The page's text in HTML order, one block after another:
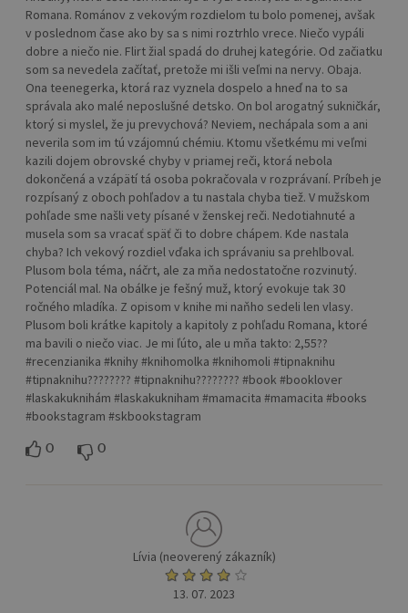
Romana. Románov z vekovým rozdielom tu bolo pomenej, avšak
v poslednom čase ako by sa s nimi roztrhlo vrece. Niečo vypáli
dobre a niečo nie. Flirt žial spadá do druhej kategórie. Od začiatku
som sa nevedela začítať, pretože mi išli veľmi na nervy. Obaja.
Ona teenegerka, ktorá raz vyznela dospelo a hneď na to sa
správala ako malé neposlušné detsko. On bol arogatný sukničkár,
ktorý si myslel, že ju prevychová? Neviem, nechápala som a ani
neverila som im tú vzájomnú chémiu. Ktomu všetkému mi veľmi
kazili dojem obrovské chyby v priamej reči, ktorá nebola
dokončená a vzápätí tá osoba pokračovala v rozprávaní. Príbeh je
rozpísaný z oboch pohľadov a tu nastala chyba tiež. V mužskom
pohľade sme našli vety písané v ženskej reči. Nedotiahnuté a
musela som sa vracať späť či to dobre chápem. Kde nastala
chyba? Ich vekový rozdiel vďaka ich správaniu sa prehlboval.
Plusom bola téma, náčrt, ale za mňa nedostatočne rozvinutý.
Potenciál mal. Na obálke je fešný muž, ktorý evokuje tak 30
ročného mladíka. Z opisom v knihe mi naňho sedeli len vlasy.
Plusom boli krátke kapitoly a kapitoly z pohľadu Romana, ktoré
ma bavili o niečo viac. Je mi ľúto, ale u mňa takto: 2,55??
#recenzianika #knihy #knihomolka #knihomoli #tipnaknihu
#tipnaknihu???????? #tipnaknihu???????? #book #booklover
#laskakuknihám #laskakukniham #mamacita #mamacita #books
#bookstagram #skbookstagram
0 0
Lívia (neoverený zákazník)
13. 07. 2023